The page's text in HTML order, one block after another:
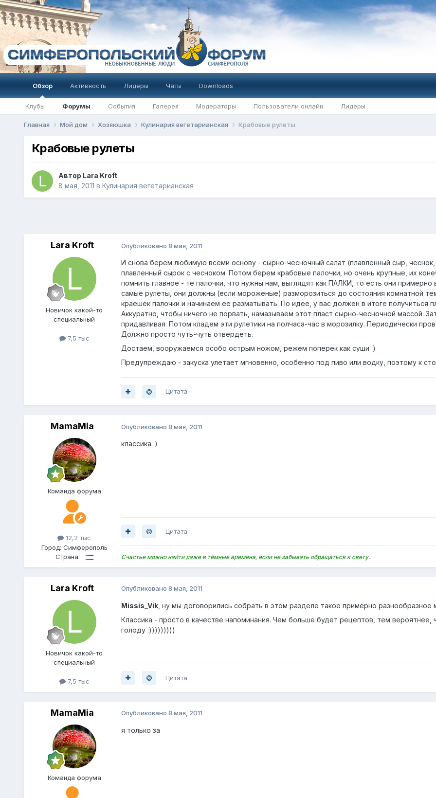
Обзор
Клубы Форумы События Галерея Модераторы Пользователи онлайн Лидеры
Активность Лидеры Чаты Downloads
Главная Мой дом Хозяюшка Кулинария вегетарианская Крабовые рулеты
Крабовые рулеты
Автор Lara Kroft
8 мая, 2011 в Кулинария вегетарианская
Lara Kroft
Нoвичок какой-то
специальный
7,5 тыс
Опубликовано 8 мая, 2011
И снова берем любимую всеми основу - сырно-чесночный салат (плавленный сыр,
плавленный сырок с чесноком. Потом берем крабовые палочки, но очень крупные, их
помнить главное - те палочки, что нужны нам, выглядят как ПАЛКИ, то есть они
самые рулеты, они должны (если мороженые) разморозиться до состояния комнатной
краешек палочки и начинаем ее разматывать. По идее, у вас должен в итоге получиться
Аккуратно, чтобы ничего не порвать, намазываем этот пласт сырно-чесночной массой.
придавливая. Потом кладем эти рулетики на полчаса-час в морозилку. Периодически
Должно просто чуть-чуть отвердеть.
Достаем, вооружаемся особо острым ножом, режем поперек как суши :)
Предупреждаю - закуска улетает мгновенно, особенно под пиво или водку, поэтому к
Цитата
MamaMia
Команда форума
12,2 тыс
Город: Симферополь
Страна:
Опубликовано 8 мая, 2011
классика :)
Цитата
Счастье можно найти даже в тёмные времена, если не забывать обращаться к свету.
Lara Kroft
Нoвичок какой-то
специальный
7,5 тыс
Опубликовано 8 мая, 2011
Missis_Vik, ну мы договорились собрать в этом разделе такое примерно
Классика - просто в качестве напоминания. Чем больше будет рецептов, тем
голоду :)))))))))
Цитата
MamaMia
Команда форума
Опубликовано 8 мая, 2011
я только за